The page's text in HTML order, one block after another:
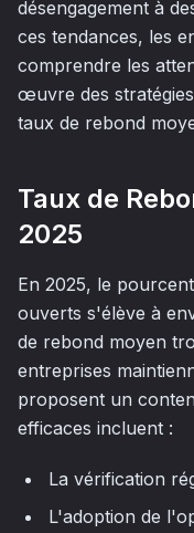
désengagement à
ces tendances, les
comprendre les
œuvre des
taux de rebond
Taux de
2025
En 2025, le
ouverts s'élève à
de rebond moyen
entreprises
proposent un
efficaces incluent :
La vérification
L'adoption de